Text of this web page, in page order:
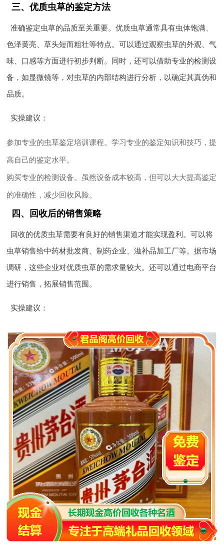
三、优质虫草的鉴定方法
准确鉴定虫草的品质至关重要。优质虫草通常具有虫体饱满、
色泽黄亮、草头短而粗壮等特点。可以通过观察虫草的外观、气
味、口感等方面进行初步判断。同时，还可以借助专业的检测设
备，如显微镜等，对虫草的内部结构进行分析，以确定其真伪和
品质。
实操建议 ：
参加专业的虫草鉴定培训课程。学习专业的鉴定知识和技巧，提
高自己的鉴定水平。
购买专业的检测设备。虽然设备成本较高，但可以大大提高鉴定
的准确性，减少回收风险。
四、回收后的销售策略
回收的优质虫草需要有良好的销售渠道才能实现盈利。可以将
虫草销售给中药材批发商、制药企业、滋补品加工厂等。据市场
调研，这些企业对优质虫草的需求量较大。还可以通过电商平台
进行销售，拓展销售范围。
实操建议 ：